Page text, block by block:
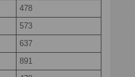
478
573
637
891